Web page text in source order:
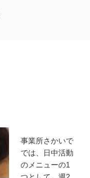
事業所さかいで
では、日中活動
のメニューの1